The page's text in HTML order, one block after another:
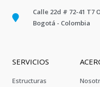
Calle 22d # 72-41 T7
Bogotá - Colombia
SERVICIOS
Estructuras